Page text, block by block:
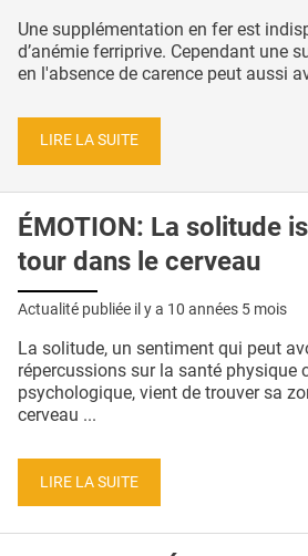
Une supplémentation en fer est
d’anémie ferriprive. Cependant une
en l'absence de carence peut aussi
LIRE LA SUITE
ÉMOTION: La solitude
tour dans le cerveau
Actualité publiée il y a 10 années 5 mois
La solitude, un sentiment qui peut
répercussions sur la santé physique
psychologique, vient de trouver sa
cerveau ...
LIRE LA SUITE